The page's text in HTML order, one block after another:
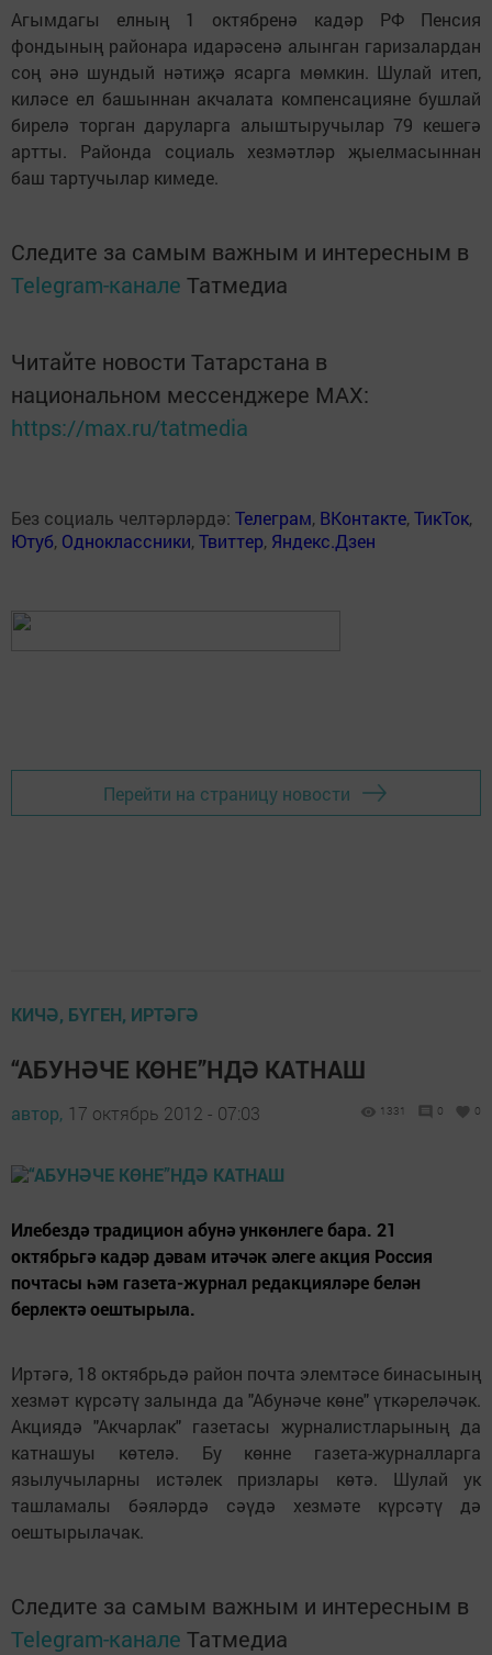
Агымдагы елның 1 октябренә кадәр РФ Пенсия
фондының районара идарәсенә алынган гаризалардан
соң әнә шундый нәтиҗә ясарга мөмкин. Шулай итеп,
киләсе ел башыннан акчалата компенсацияне бушлай
бирелә торган даруларга алыштыручылар 79 кешегә
артты. Районда социаль хезмәтләр җыелмасыннан
баш тартучылар кимеде.
Следите за самым важным и интересным в
Telegram-канале Татмедиа
Читайте новости Татарстана в
национальном мессенджере MАХ:
https://max.ru/tatmedia
Без социаль челтәрләрдә: Телеграм, ВКонтакте,ТикТок,
Ютуб, Одноклассники,Твиттер, Яндекс.Дзен
Перейти на страницу новости
КИЧӘ, БҮГЕН, ИРТӘГӘ
“АБУНӘЧЕ КӨНЕ”НДӘ КАТНАШ
автор, 17 октябрь 2012 - 07:03 1331 0 0
Илебездә традицион абунә ункөнлеге бара. 21
октябрьгә кадәр дәвам итәчәк әлеге акция Россия
почтасы һәм газета-журнал редакцияләре белән
берлектә оештырыла.
Иртәгә, 18 октябрьдә район почта элемтәсе бинасының
хезмәт күрсәтү залында да "Абунәче көне" үткәреләчәк.
Акциядә "Акчарлак" газетасы журналистларының да
катнашуы көтелә. Бу көнне газета-журналларга
язылучыларны истәлек призлары көтә. Шулай ук
ташламалы бәяләрдә сәүдә хезмәте күрсәтү дә
оештырылачак.
Следите за самым важным и интересным в
Telegram-канале Татмедиа